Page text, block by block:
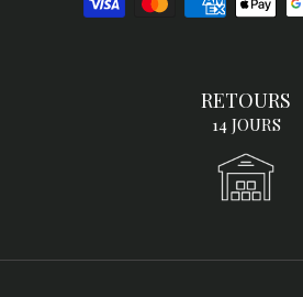
RETOURS
14 JOURS